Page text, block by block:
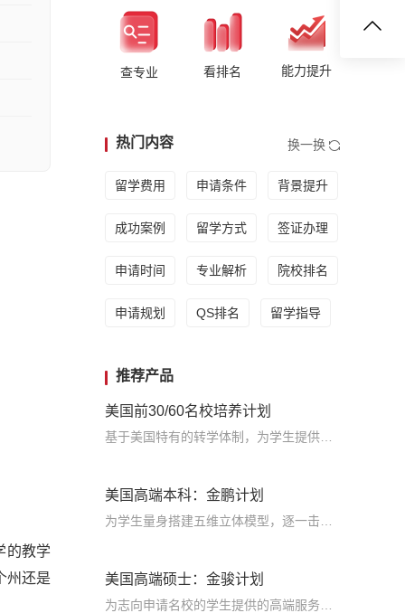
的教学
州还是
查专业 看排名 能力提升
热门内容 换一换
留学费用 申请条件 背景提升
成功案例 留学方式 签证办理
申请时间 专业解析 院校排名
申请规划 QS排名 留学指导
推荐产品
美国前30/60名校培养计划
美国高端本科：金鹏计划
美国高端硕士：金骏计划